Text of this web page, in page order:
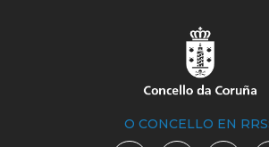
O CONCELLO EN